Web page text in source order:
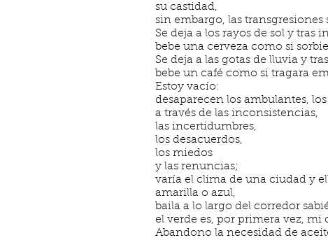
su castidad,
sin embargo, las
Se deja a los rayos de sol y tras
bebe una cerveza como si
Se deja a las gotas de lluvia y
bebe un café como si tragara
Estoy vacío:
desaparecen los ambulantes,
a través de las inconsistencias,
las incertidumbres,
los desacuerdos,
los miedos
y las renuncias;
varía el clima de una ciudad y
amarilla o azul,
baila a lo largo del corredor
el verde es, por primera vez, mi
Abandono la necesidad de